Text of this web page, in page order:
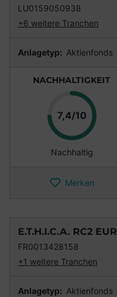
LU0159050938
+6 weitere Tranchen
Anlagetyp: Aktienfonds
NACHHALTIGKEIT
7,4/10Punkte
Nachhaltig
Merken
E.T.H.I.C.A. RC2 EUR
FR0013428158
+1 weitere Tranchen
Anlagetyp: Aktienfonds